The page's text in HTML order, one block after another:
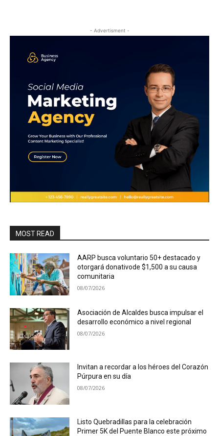
- Advertisment -
MOST READ
AARP busca voluntario 50+ destacado y
otorgará donativode $1,500 a su causa
comunitaria
08/07/2026
Asociación de Alcaldes busca impulsar el
desarrollo económico a nivel regional
08/07/2026
Invitan a recordar a los héroes del Corazón
Púrpura en su día
08/07/2026
Listo Quebradillas para la celebración
Primer 5K del Puente Blanco este próximo